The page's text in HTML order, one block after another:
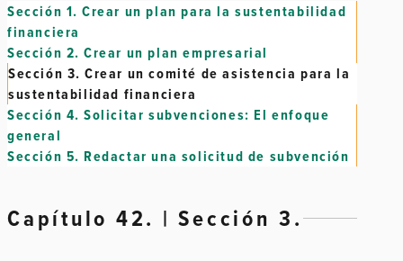
Sección 1. Crear un plan para la sustentabilidad
financiera
Sección 2. Crear un plan empresarial
Sección 3. Crear un comité de asistencia para la
sustentabilidad financiera
Sección 4. Solicitar subvenciones: El enfoque
general
Sección 5. Redactar una solicitud de subvención
Capítulo 42. | Sección 3.